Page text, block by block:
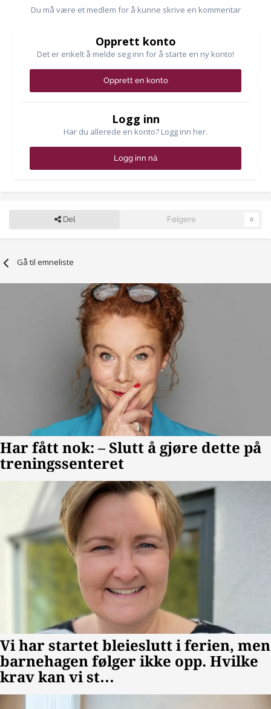
Du må være et medlem for å kunne skrive en kommentar
Opprett konto
Det er enkelt å melde seg inn for å starte en ny konto!
Opprett en konto
Logg inn
Har du allerede en konto? Logg inn her.
Logg inn nå
Del Følgere 0
Gå til emneliste